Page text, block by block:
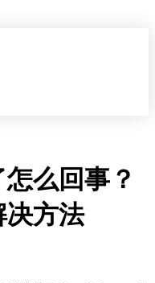
么回事？
决方法